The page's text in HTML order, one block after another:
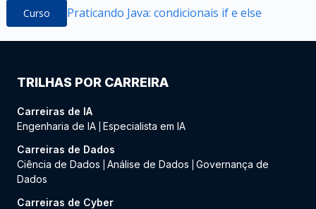
Curso Praticando Java: condicionais if e else
TRILHAS POR CARREIRA
Carreiras de IA
Engenharia de IA Especialista em IA
Carreiras de Dados
Ciência de Dados
Análise de Dados
Governança de
Dados
Carreiras de Cyber